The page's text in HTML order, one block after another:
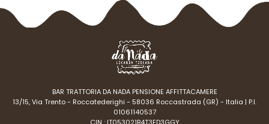
BAR TRATTORIA DA NADA PENSIONE AFFITTACAMERE
13/15, Via Trento - Roccatederighi - 58036 Roccastrada (GR) - Italia | P.I.
01061140537